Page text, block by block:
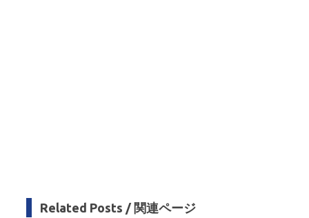
Related Posts / 関連ページ